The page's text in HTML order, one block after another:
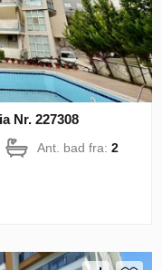
Nr. 227308
Ant. bad fra:2